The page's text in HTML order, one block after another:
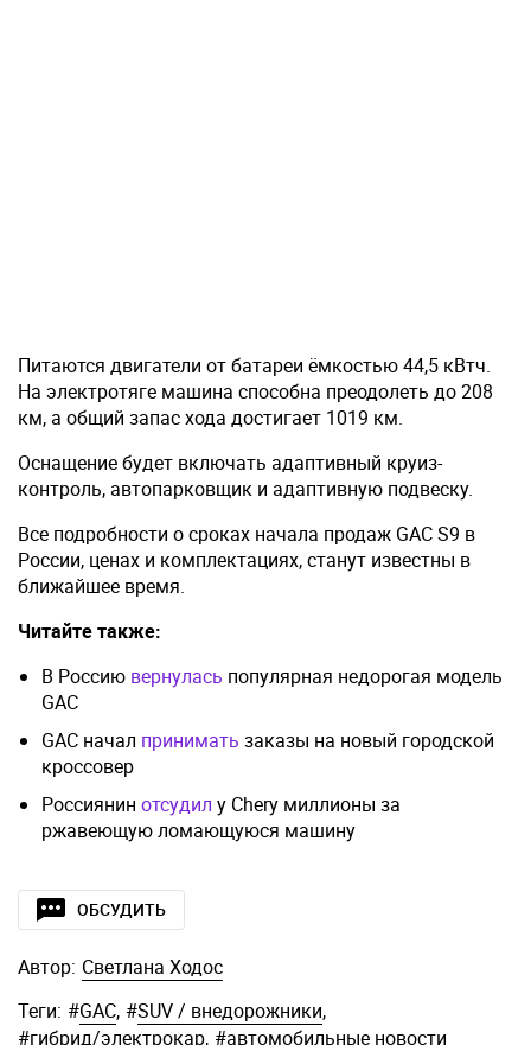
Питаются двигатели от батареи ёмкостью 44,5 кВтч.
На электротяге машина способна преодолеть до 208
км, а общий запас хода достигает 1019 км.
Оснащение будет включать адаптивный круиз-
контроль, автопарковщик и адаптивную подвеску.
Все подробности о сроках начала продаж GAC S9 в
России, ценах и комплектациях, станут известны в
ближайшее время.
Читайте также:
В Россию вернулась популярная недорогая модель
GAC
GAC начал принимать заказы на новый городской
кроссовер
Россиянин отсудил у Chery миллионы за
ржавеющую ломающуюся машину
ОБСУДИТЬ
Автор: Светлана Ходос
Теги: #GAC, #SUV / внедорожники,
#гибрид/электрокар, #автомобильные новости